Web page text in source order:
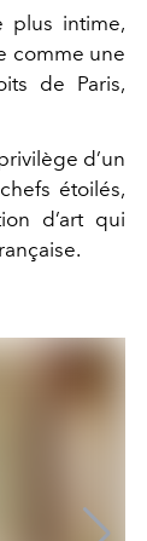
plus intime,
comme une
de Paris,
d’un
étoilés,
d’art qui